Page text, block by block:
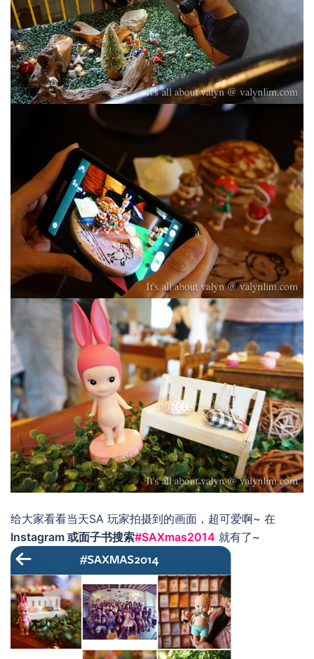
给大家看看当天SA 玩家拍摄到的画面，超可爱啊~ 在
Instagram 或面子书搜索#SAXmas2014 就有了~